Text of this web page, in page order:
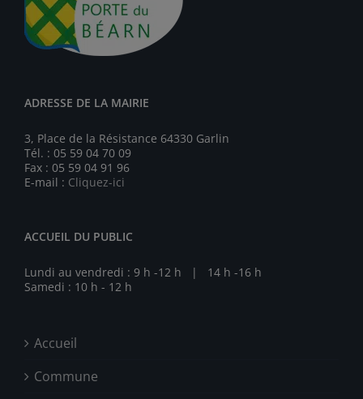
ADRESSE DE LA MAIRIE
3, Place de la Résistance 64330 Garlin
Tél. : 05 59 04 70 09
Fax : 05 59 04 91 96
E-mail : Cliquez-ici
ACCUEIL DU PUBLIC
Lundi au vendredi : 9 h -12 h | 14 h -16 h
Samedi : 10 h - 12 h
Accueil
Commune